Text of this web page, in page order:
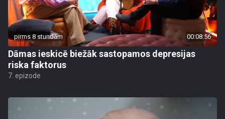
pirms 8 stundām 00:08:56
Dāmas ieskicē biežāk sastopamos depresijas
riska faktorus
7. epizode